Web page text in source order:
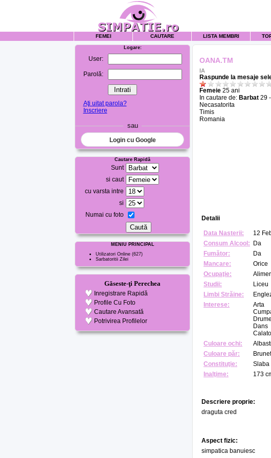
FEMEI CAUTARE LISTA MEMBRI
Logare:
User:
Parolă:
Aţi uitat parola?
Inscriere
sau
Login cu Google
Cautare Rapidă
Sunt
si caut
cu varsta intre
si
Numai cu foto
MENIU PRINCIPAL
Utilizatori Online (627)
Sarbatoritii Zilei
Găseste-ţi Perechea
Inregistrare Rapidă
Profile Cu Foto
Cautare Avansată
Potrivirea Profilelor
OANA.TM
IA
Raspunde la mesaje
Femeie 25 ani
In cautare de: Barbat 29
Necasatorita
Timis
Romania
Detalii
Data Nasterii:
12
Consum Alcool:
Da
Fumător:
Da
Mancare:
Orice
Ocupaţie:
Studii:
Liceu
Limbi Străine:
Interese:
Arta
Dans
Culoare ochi:
Culoare păr:
Brunet
Constituţie:
Slaba
Inalţime:
173
Descriere proprie:
draguta cred
Aspect fizic:
simpatica banuiesc